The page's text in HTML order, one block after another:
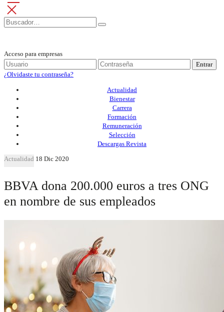
Acceso para empresas
Entrar
¿Olvidaste tu contraseña?
Actualidad
Bienestar
Carrera
Formación
Remuneración
Selección
Descargas Revista
Actualidad 18 Dic 2020
BBVA dona 200.000 euros a tres ONG
en nombre de sus empleados